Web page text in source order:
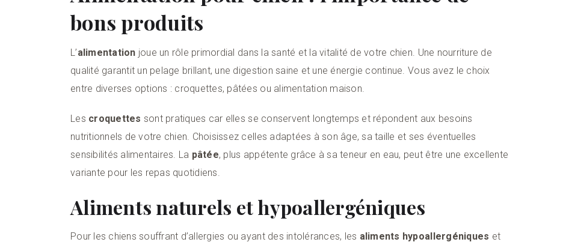
bons produits
L’alimentation joue un rôle primordial dans la santé et la vitalité de votre chien. Une nourriture de
qualité garantit un pelage brillant, une digestion saine et une énergie continue. Vous avez le choix
entre diverses options : croquettes, pâtées ou alimentation maison.
Les croquettes sont pratiques car elles se conservent longtemps et répondent aux besoins
nutritionnels de votre chien. Choisissez celles adaptées à son âge, sa taille et ses éventuelles
sensibilités alimentaires. La pâtée, plus appétente grâce à sa teneur en eau, peut être une excellente
variante pour les repas quotidiens.
Aliments naturels et hypoallergéniques
Pour les chiens souffrant d’allergies ou ayant des intolérances, les aliments hypoallergéniques et